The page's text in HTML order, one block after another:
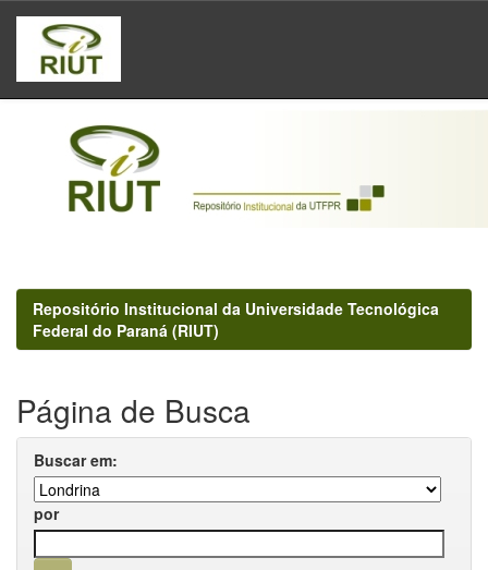
Skip
navigation
Repositório Institucional da Universidade Tecnológica
Federal do Paraná (RIUT)
Página de Busca
Buscar em:
por